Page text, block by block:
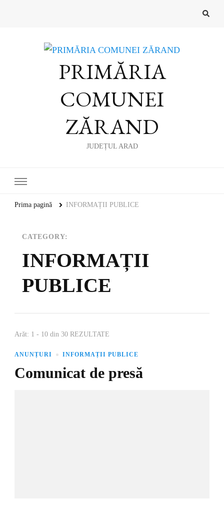
PRIMĂRIA
COMUNEI
ZĂRAND
JUDEȚUL ARAD
Prima pagină INFORMAȚII PUBLICE
CATEGORY:
INFORMAȚII
PUBLICE
Arăt: 1 - 10 din 30 REZULTATE
ANUNȚURI INFORMAȚII PUBLICE
Comunicat de presă